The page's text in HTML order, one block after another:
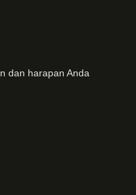
dan harapan Anda